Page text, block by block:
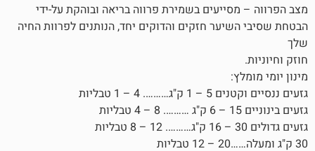
בשמירת פרווה בריאה ובוהקת על-ידי
חזקים והדוקים יחד, הנותנים לפרוות החיה
– 1 טבליות